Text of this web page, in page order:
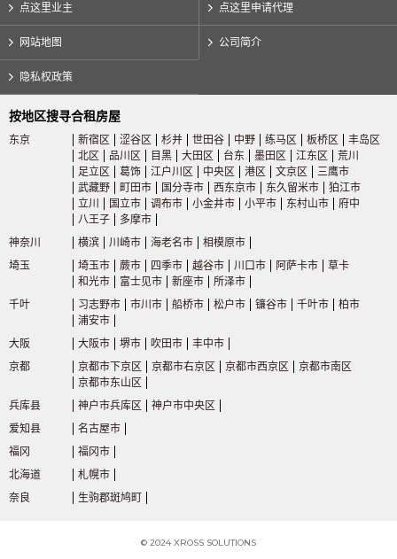
点这里业主 点这里申请代理
网站地图 公司简介
隐私权政策
按地区搜寻合租房屋
东京 新宿区 涩谷区 杉并 世田谷 中野 练马区 板桥区
丰岛区
北区
品川区 目黑 大田区 台东 墨田区 江东区
荒川
足立区
葛饰 江户川区 中央区 港区 文京区
三鹰市
武藏野
町田市 国分寺市 西东京市 东久留米市
狛江市
立川
国立市 调布市 小金井市 小平市 东村山市
府中
八王子
多摩市
神奈川
横滨 川崎市 海老名市
相模原市
埼玉
埼玉市 蕨市 四季市 越谷市 川口市 阿萨卡市
草卡
和光市
富士见市 新座市
所泽市
千叶
习志野市 市川市 船桥市 松户市 镰谷市 千叶市
柏市
浦安市
大阪
大阪市 堺市 吹田市
丰中市
京都
京都市下京区 京都市右京区 京都市西京区
京都市南区
京都市东山区
兵库县
神户市兵库区
神户市中央区
爱知县
名古屋市
福冈
福冈市
北海道
札幌市
奈良
生驹郡斑鸠町
© 2024 XROSS SOLUTIONS